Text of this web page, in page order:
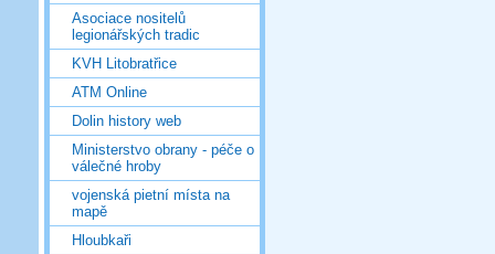
Asociace nositelů
legionářských tradic
KVH Litobratřice
ATM Online
Dolin history web
Ministerstvo obrany - péče o
válečné hroby
vojenská pietní místa na
mapě
Hloubkaři